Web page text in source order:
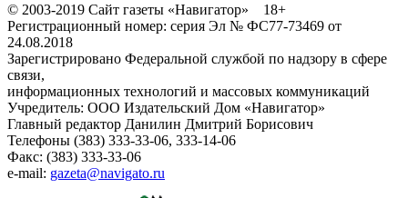
© 2003-2019 Сайт газеты «Навигатор» 18+
Регистрационный номер: серия Эл № ФС77-73469 от
24.08.2018
Зарегистрировано Федеральной службой по надзору в сфере
связи,
информационных технологий и массовых коммуникаций
Учредитель: ООО Издательский Дом «Навигатор»
Главный редактор Данилин Дмитрий Борисович
Телефоны (383) 333-33-06, 333-14-06
Факс: (383) 333-33-06
e-mail: gazeta@navigato.ru